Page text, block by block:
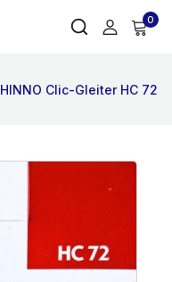
0
HINNO Clic-Gleiter HC 72